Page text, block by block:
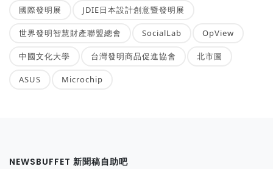
國際發明展 JDIE日本設計創意暨發明展
世界發明智慧財產聯盟總會 SocialLab OpView
中國文化大學 台灣發明商品促進協會 北市圖
ASUS Microchip
NEWSBUFFET 新聞稿自助吧